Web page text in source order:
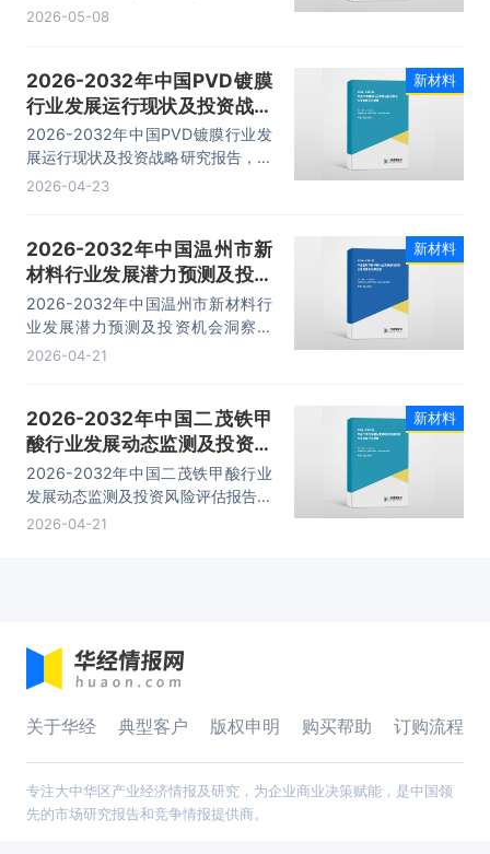
深度分析及投资价值预测报告，主要
投资机会分析、投资策略与可持续发
展建议等内容。
2026-05-08
2026-2032年中国PVD镀膜
行业发展运行现状及投资战略
研究报告
2026-2032年中国PVD镀膜行业发
展运行现状及投资战略研究报告，主
要包括行业重点企业竞争力分析、市
容。
2026-04-23
新材料
2026-2032年中国温州市新
材料行业发展潜力预测及投资
机会洞察测告
2026-2032年中国温州市新材料行
业发展潜力预测及投资机会洞察测
告，主要包括产业细分领域分析、生
容。
2026-04-21
新材料
2026-2032年中国二茂铁甲
酸行业发展动态监测及投资风
险评估报告
2026-2032年中国二茂铁甲酸行业
发展动态监测及投资风险评估报告，
主要包括企业及竞争格局、投资建
2026-04-21
新材料
关于华经 典型客户 版权申明 购买帮助 订购流程
专注大中华区产业经济情报及研究，为企业商业决策赋能，是中国领
先的市场研究报告和竞争情报提供商。